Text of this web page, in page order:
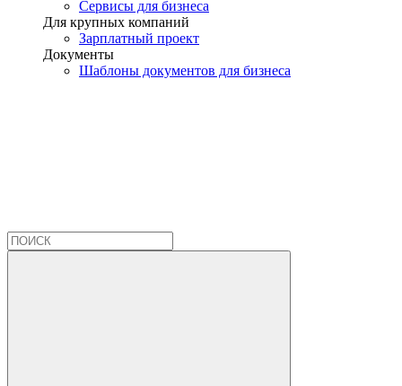
Сервисы для бизнеса
Для крупных компаний
Зарплатный проект
Документы
Шаблоны документов для бизнеса